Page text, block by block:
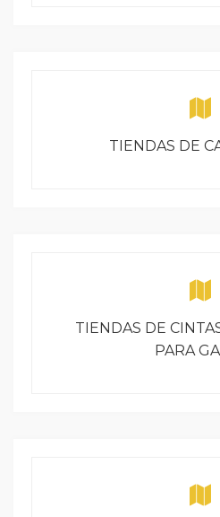
TIENDAS DE
TIENDAS DE
PARA